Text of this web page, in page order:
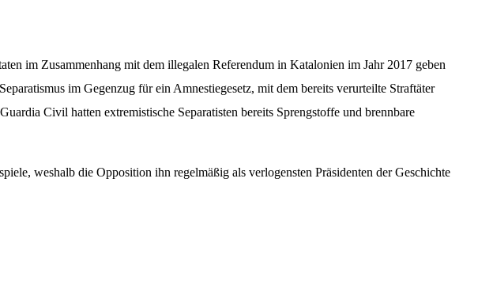
im Zusammenhang mit dem illegalen Referendum in Katalonien im Jahr 2017 geben
im Gegenzug für ein Amnestiegesetz, mit dem bereits verurteilte Straftäter
Civil hatten extremistische Separatisten bereits Sprengstoffe und brennbare
weshalb die Opposition ihn regelmäßig als verlogensten Präsidenten der Geschichte